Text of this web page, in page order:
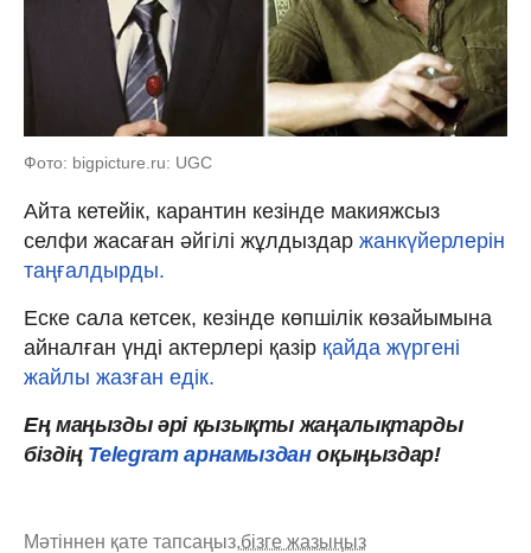
Фото: bigpicture.ru: UGC
Айта кетейік, карантин кезінде макияжсыз
селфи жасаған әйгілі жұлдыздар жанкүйерлерін
таңғалдырды.
Еске сала кетсек, кезінде көпшілік көзайымына
айналған үнді актерлері қазір қайда жүргені
жайлы жазған едік.
Ең маңызды әрі қызықты жаңалықтарды
біздің Telegram арнамызданоқыңыздар!
Мәтіннен қате тапсаңыз,бізге жазыңыз